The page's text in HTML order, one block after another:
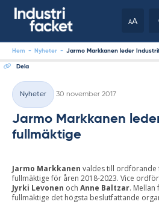
AA
Hem - Nyheter - Jarmo Markkanen leder
Dela
Kategorier
Nyheter
30 november 2017
Jarmo Markkanen
fullmäktige
Jarmo Markkanen valdes till ordförande
fullmäktige för åren 2018-2023. Vice
Jyrki Levonen och Anne Baltzar.
fullmäktige det högsta beslutfattande